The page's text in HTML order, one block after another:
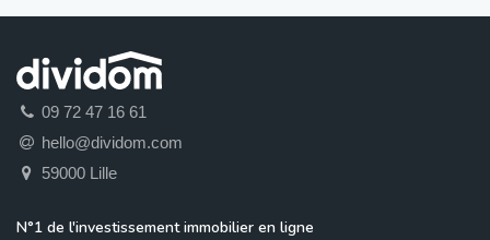
09 72 47 16 61
hello@dividom.com
59000 Lille
N°1 de l'investissement immobilier en ligne